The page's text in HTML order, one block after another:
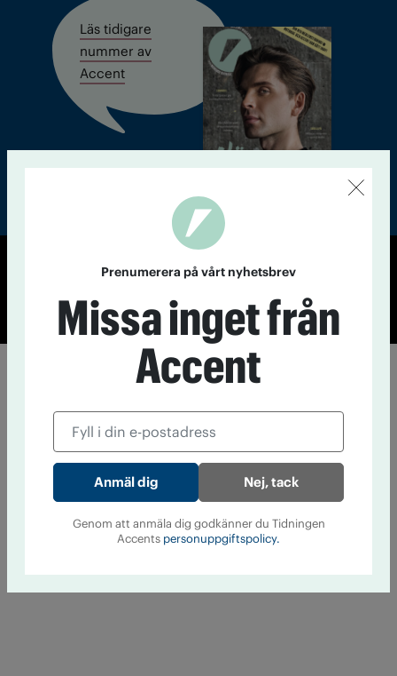
Läs tidigare
nummer av
Accent
© Tidningen Accent 2026
Cookiepolicy
Personuppgiftspolicy
Prenumerera på vårt nyhetsbrev
Missa inget från
Accent
Nej, tack
Genom att anmäla dig godkänner du Tidningen
Accents personuppgiftspolicy.